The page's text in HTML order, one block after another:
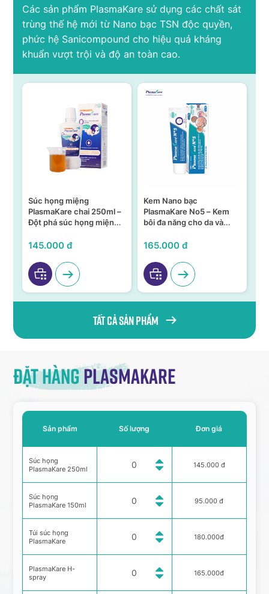
Các sản phẩm PlasmaKare sử dụng các chất sát
trùng thế hệ mới từ Nano bạc TSN độc quyền,
phức hệ Sanicompound cho hiệu quả kháng
khuẩn vượt trội và độ an toàn cao.
Súc họng miệng
PlasmaKare chai 250ml –
Đột phá súc họng miệng
145.000 đ
Kem Nano bạc
PlasmaKare No5 – Kem
bôi đa năng cho da và
165.000 đ
Tất cả sản phẩm
Đặt hàngPlasmakare
Sản phẩm
Súc họng
PlasmaKare 250ml
Súc họng
PlasmaKare 150ml
Túi súc họng
PlasmaKare
PlasmaKare H-
spray
Số lượng Đơn giá
145.000 đ
95.000 đ
180.000đ
165.000đ